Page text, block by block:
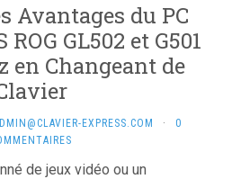
Avantages du PC
GL502 et G501
en Changeant de
EXPRESS.COM ·
0
de jeux vidéo ou un